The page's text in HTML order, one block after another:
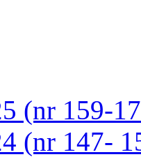
(nr 159-
(nr 147-